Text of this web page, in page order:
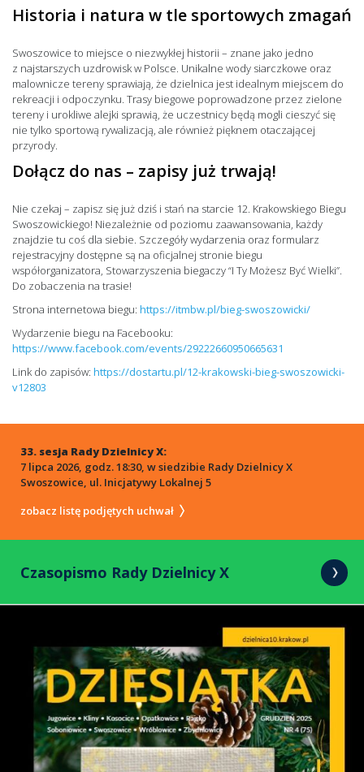
Historia i natura w tle sportowych zmagań
Swoszowice to miejsce o niezwykłej historii – znane jako jedno
z najstarszych uzdrowisk w Polsce. Unikalne wody siarczkowe oraz
malownicze tereny sprawiają, że dzielnica jest idealnym miejscem do
rekreacji i odpoczynku. Trasy biegowe poprowadzone przez zielone
tereny i urokliwe alejki sprawią, że uczestnicy będą mogli cieszyć się
nie tylko sportową rywalizacją, ale również pięknem otaczającej
przyrody.
Dołącz do nas – zapisy już trwają!
Nie czekaj – zapisz się już dziś i stań na starcie 12. Krakowskiego Biegu
Swoszowickiego! Niezależnie od poziomu zaawansowania, każdy
znajdzie tu coś dla siebie. Szczegóły wydarzenia oraz formularz
rejestracyjny dostępne są na oficjalnej stronie biegu
współorganizatora, Stowarzyszenia biegaczy “I Ty Możesz Być Wielki”.
Do zobaczenia na trasie!
Strona internetowa biegu: https://itmbw.pl/bieg-swoszowicki/
Wydarzenie biegu na Facebooku:
https://www.facebook.com/events/29222660950665631
Link do zapisów: https://dostartu.pl/12-krakowski-bieg-swoszowicki-
v12803
33. sesja Rady Dzielnicy X:
7 lipca 2026, godz. 18:30, w siedzibie Rady Dzielnicy X
Swoszowice, ul. Inicjatywy Lokalnej 5
zobacz listę podjętych uchwał
Czasopismo Rady Dzielnicy X